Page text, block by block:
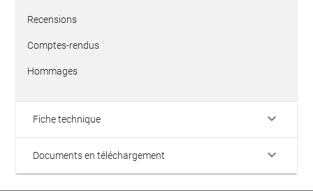
Recensions
Comptes-rendus
Hommages
Fiche technique keyboard_arrow_down
Documents en téléchargement keyboard_arrow_down